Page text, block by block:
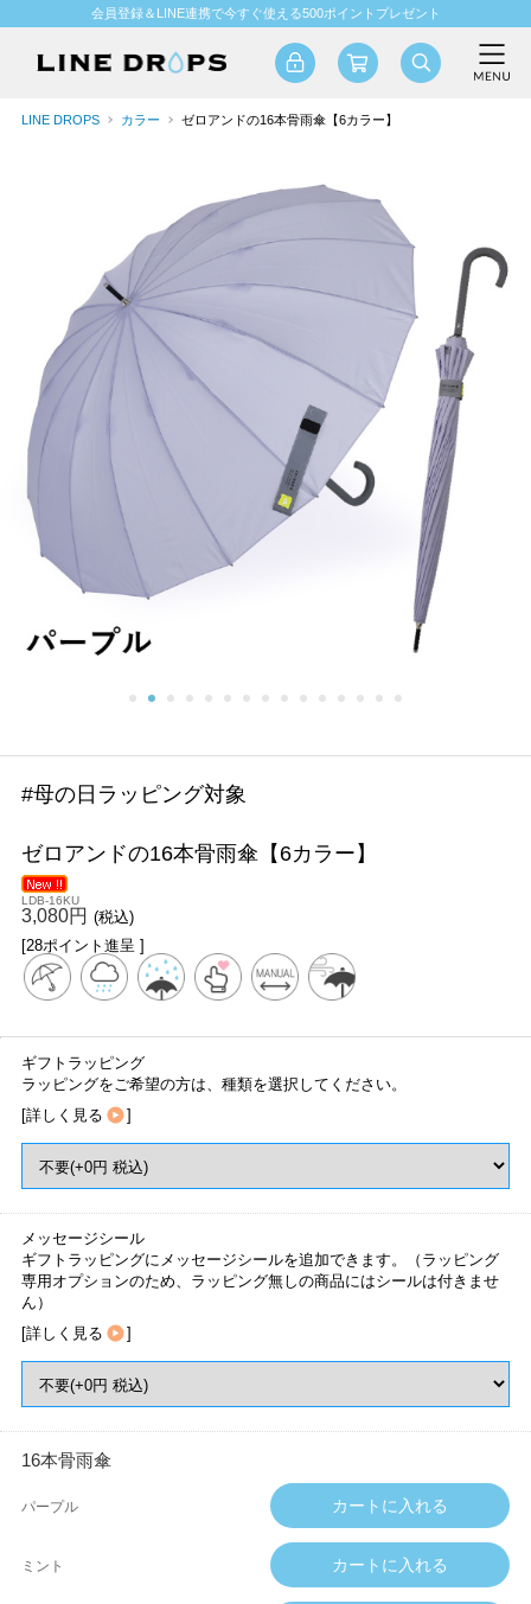
会員登録＆LINE連携で今すぐ使える500ポイントプレゼント
LINE DROPS カラー ゼロアンドの16本骨雨傘【6カラー】
#母の日ラッピング対象
ゼロアンドの16本骨雨傘【6カラー】
LDB-16KU
3,080円 (税込)
[28ポイント進呈 ]
ギフトラッピング
ラッピングをご希望の方は、種類を選択してください。
[詳しく見る ]
メッセージシール
ギフトラッピングにメッセージシールを追加できます。（ラッピング
専用オプションのため、ラッピング無しの商品にはシールは付きませ
ん）
[詳しく見る ]
16本骨雨傘
パープル
ミント